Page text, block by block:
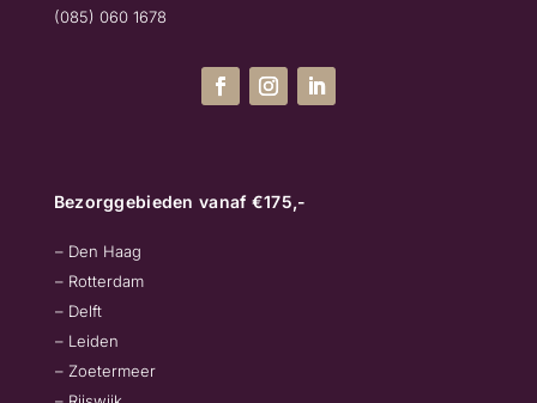
(085) 060 1678
Bezorggebieden vanaf €175,-
– Den Haag
– Rotterdam
– Delft
– Leiden
– Zoetermeer